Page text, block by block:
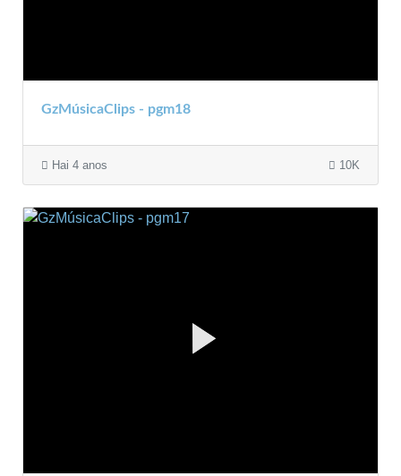
GzMúsicaClips - pgm18
Hai 4 anos 10K